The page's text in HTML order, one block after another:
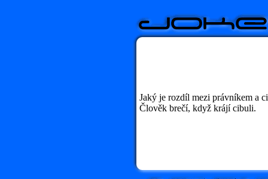
Jaký je rozdíl mezi právníkem a
Člověk brečí, když krájí cibuli.